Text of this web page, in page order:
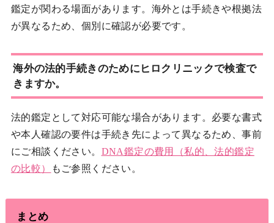
鑑定が関わる場面があります。海外とは手続きや根拠法
が異なるため、個別に確認が必要です。
海外の法的手続きのためにヒロクリニックで検査で
きますか。
法的鑑定として対応可能な場合があります。必要な書式
や本人確認の要件は手続き先によって異なるため、事前
にご相談ください。 DNA鑑定の費用（私的、法的鑑定
の比較）
もご参照ください。
まとめ